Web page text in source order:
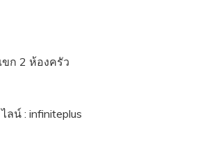
ก 2 ห้องครัว
ลน์ : infiniteplus